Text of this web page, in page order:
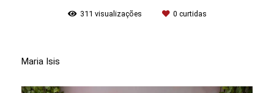
311 visualizações 0 curtidas
Maria Isis